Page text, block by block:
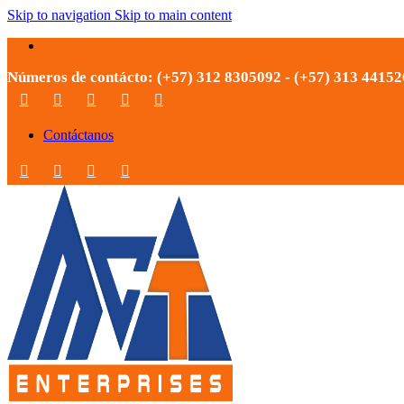
Skip to navigation Skip to main content
Números de contácto: (+57) 312 8305092 - (+57) 313
Contáctanos